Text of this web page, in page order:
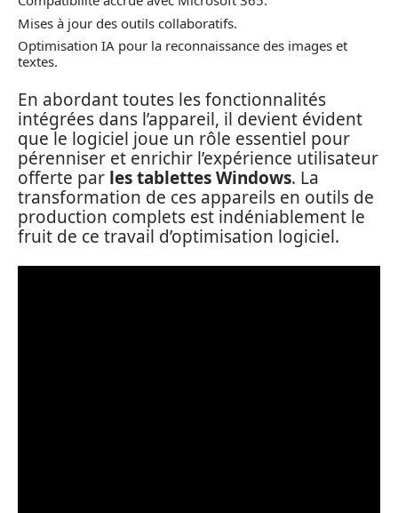
Mises à jour des outils collaboratifs.
Optimisation IA pour la reconnaissance des images et
textes.
En abordant toutes les fonctionnalités
intégrées dans l’appareil, il devient évident
que le logiciel joue un rôle essentiel pour
pérenniser et enrichir l’expérience utilisateur
offerte par les tablettes Windows. La
transformation de ces appareils en outils de
production complets est indéniablement le
fruit de ce travail d’optimisation logiciel.